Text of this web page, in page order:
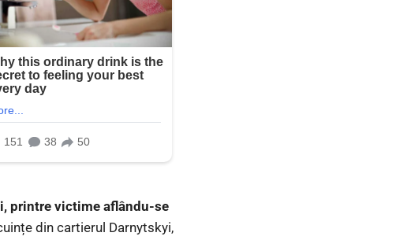
printre victime aflându-se
din cartierul Darnytskyi,